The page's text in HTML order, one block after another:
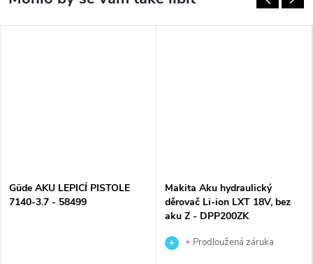
Güde AKU LEPICÍ PISTOLE
7140-3.7 - 58499
Makita Aku hydraulický
děrovač Li-ion LXT 18V, bez
aku Z - DPP200ZK
+ Prodloužená záruka